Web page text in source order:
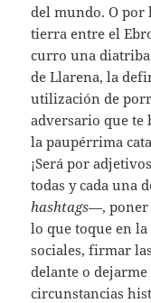
del mundo. O por
tierra entre el
curro una
de Llarena, la
utilización de
adversario que te
la paupérrima
¡Será por
todas y cada una
hashtags—, poner
lo que toque en
sociales, firmar
delante o
circunstancias